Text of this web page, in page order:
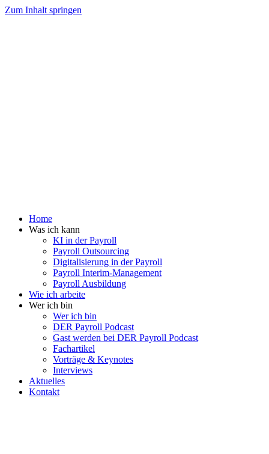
Zum Inhalt springen
Home
Was ich kann
KI in der Payroll
Payroll Outsourcing
Digitalisierung in der Payroll
Payroll Interim-Management
Payroll Ausbildung
Wie ich arbeite
Wer ich bin
Wer ich bin
DER Payroll Podcast
Gast werden bei DER Payroll Podcast
Fachartikel
Vorträge & Keynotes
Interviews
Aktuelles
Kontakt